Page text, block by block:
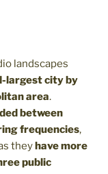
landscapes
largest city by
area.
between
frequencies,
theyhave more
public